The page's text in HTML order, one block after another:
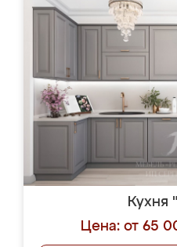
Кухня
Цена: от 65